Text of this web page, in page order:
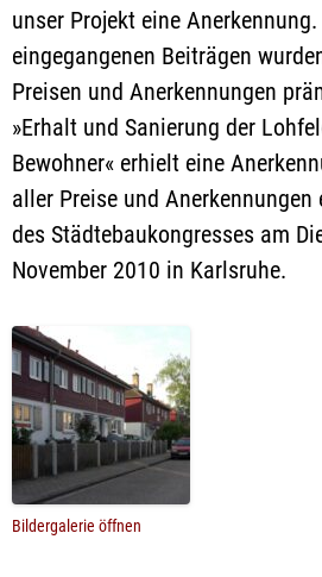
unser Projekt eine
eingegangenen Beiträgen
Preisen und Anerkennungen
»Erhalt und Sanierung der
Bewohner« erhielt eine
aller Preise und
des Städtebaukongresses am
November 2010 in Karlsruhe.
Bildergalerie öffnen